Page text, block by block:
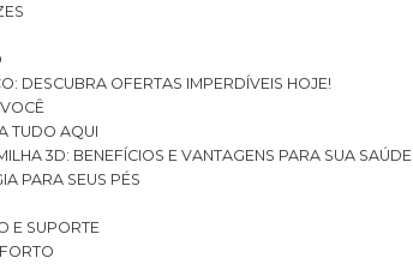
DESCUBRA OFERTAS IMPERDÍVEIS HOJE!
TUDO AQUI
3D: BENEFÍCIOS E VANTAGENS PARA SUA SAÚDE
PARA SEUS PÉS
E SUPORTE